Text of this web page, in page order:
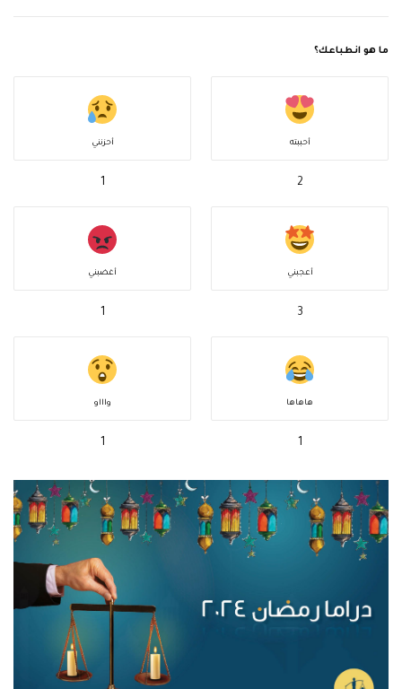
ما هو انطباعك؟
أحببته
2
أحزنني
1
أعجبني
3
أغضبني
1
هاهاها
1
واااو
1